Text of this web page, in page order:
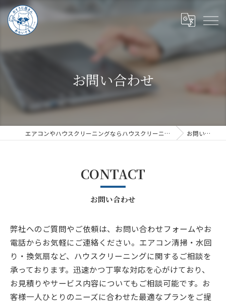
お問い合わせ
エアコンやハウスクリーニングならハウスクリーニングあらいぐま お問い合わせ
お問い合わせ
CONTACT
弊社へのご質問やご依頼は、お問い合わせフォームやお
電話からお気軽にご連絡ください。エアコン清掃・水回
り・換気扇など、ハウスクリーニングに関するご相談を
承っております。迅速かつ丁寧な対応を心がけており、
お見積りやサービス内容についてもご相談可能です。お
客様一人ひとりのニーズに合わせた最適なプランをご提